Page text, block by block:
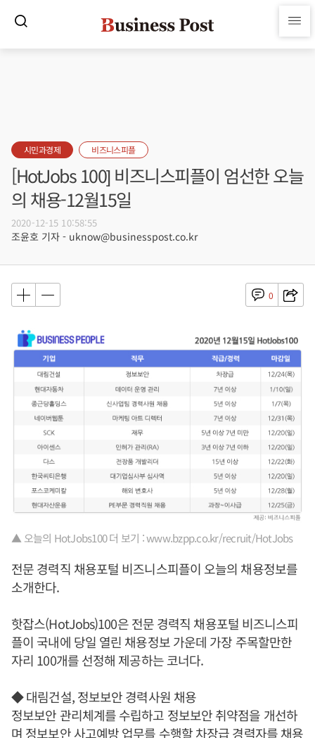
시민과경제 비즈니스피플
[HotJobs 100] 비즈니스피플이 엄선한 오늘
의 채용-12월15일
2020-12-15 10:58:55
조윤호 기자 - uknow@businesspost.co.kr
0
▲ 오늘의 HotJobs100 더 보기 : www.bzpp.co.kr/recruit/HotJobs
전문 경력직 채용포털 비즈니스피플이 오늘의 채용정보를
소개한다.
핫잡스(HotJobs)100은 전문 경력직 채용포털 비즈니스피
플이 국내에 당일 열린 채용정보 가운데 가장 주목할만한
자리 100개를 선정해 제공하는 코너다.
◆ 대림건설, 정보보안 경력사원 채용
정보보안 관리체계를 수립하고 정보보안 취약점을 개선하
며 정보보안 사고예방 업무를 수행할 차장급 경력자를 채용